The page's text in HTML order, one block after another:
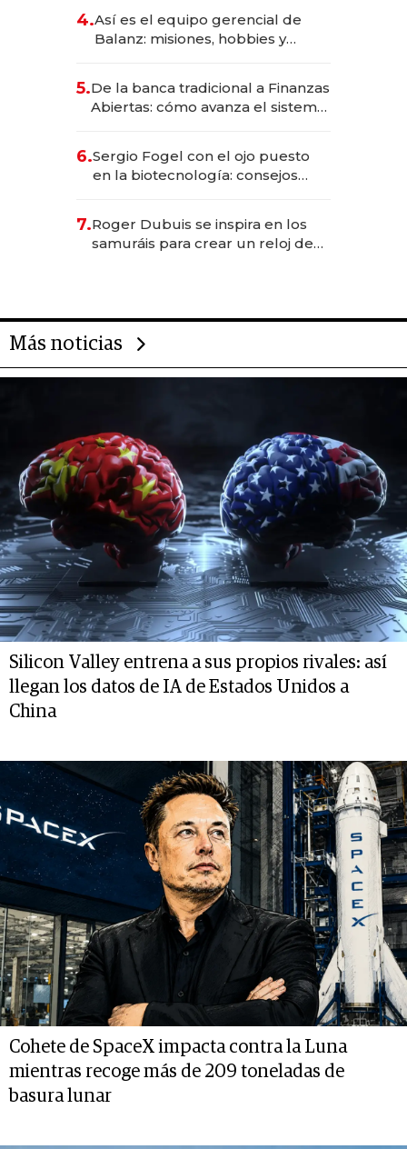
4.Así es el equipo gerencial de
Balanz: misiones, hobbies y
5.De la banca tradicional a Finanzas
Abiertas: cómo avanza el sistema
6.Sergio Fogel con el ojo puesto
en la biotecnología: consejos
rol de la IA
7.Roger Dubuis se inspira en los
samuráis para crear un reloj de
Más noticias
Silicon Valley entrena a sus propios rivales: así
llegan los datos de IA de Estados Unidos a
China
Cohete de SpaceX impacta contra la Luna
mientras recoge más de 209 toneladas de
basura lunar